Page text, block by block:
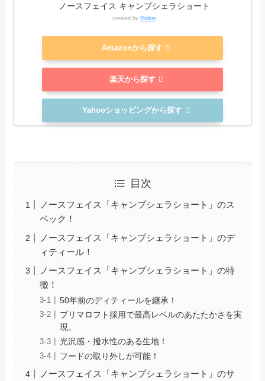
ノースフェイス キャンプシェラショート
created by Rinker
Amazonから探す
楽天から探す
Yahooショッピングから探す
目次
ノースフェイス「キャンプシェラショート」のス
ペック！
ノースフェイス「キャンプシェラショート」のデ
ィティール！
ノースフェイス「キャンプシェラショート」の特
徴！
50年前のディティールを継承！
プリマロフト採用で最高レベルのあたたかさを実
現。
光沢感・撥水性のある生地！
フードの取り外しが可能！
ノースフェイス「キャンプシェラショート」のサ